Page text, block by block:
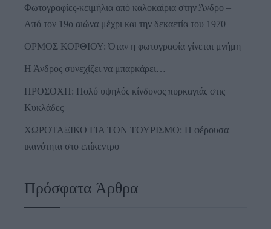
Φωτογραφίες-κειμήλια από καλοκαίρια στην Άνδρο –
Από τον 19ο αιώνα μέχρι και την δεκαετία του 1970
ΟΡΜΟΣ ΚΟΡΘΙΟΥ: Όταν η φωτογραφία γίνεται μνήμη
Η Άνδρος συνεχίζει να μπαρκάρει…
ΠΡΟΣΟΧΗ: Πολύ υψηλός κίνδυνος πυρκαγιάς στις
Κυκλάδες
ΧΩΡΟΤΑΞΙΚΟ ΓΙΑ ΤΟΝ ΤΟΥΡΙΣΜΟ: Η φέρουσα
ικανότητα στο επίκεντρο
Πρόσφατα Άρθρα